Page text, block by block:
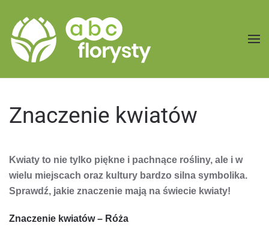
Przejdź do treści głównej
Znaczenie kwiatów
Kwiaty to nie tylko piękne i pachnące rośliny, ale i w
wielu miejscach oraz kultury bardzo silna symbolika.
Sprawdź, jakie znaczenie mają na świecie kwiaty!
Znaczenie kwiatów – Róża